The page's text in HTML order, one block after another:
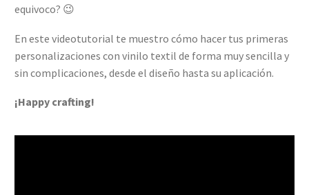
equivoco? 😉
En este videotutorial te muestro cómo hacer tus primeras
personalizaciones con vinilo textil de forma muy sencilla y
sin complicaciones, desde el diseño hasta su aplicación.
¡Happy crafting!